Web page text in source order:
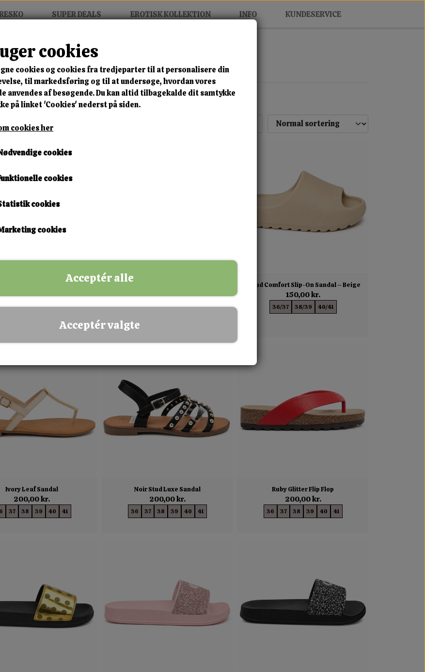
SUPER DEALS EROTISK KOLLEKTION INFO KUNDESERVICE
Materiale Komfort Udseende
Cloud Comfort Slip-On Sandal – Beige
150,00 kr.
36/37 38/39 40/41
Ivory Leaf Sandal
200,00 kr.
37 38 39 40 41
Noir Stud Luxe Sandal
200,00 kr.
36 37 38 39 40 41
Ruby Glitter Flip Flop
200,00 kr.
36 37 38 39 40 41
cookies
cookies og cookies fra tredjeparter til at personalisere din
til markedsføring og til at undersøge, hvordan vores
anvendes af besøgende. Du kan altid tilbagekalde dit samtykke
på linket 'Cookies' nederst på siden.
cookies her
cookies
cookies
cookies
cookies
Acceptér alle
Acceptér valgte